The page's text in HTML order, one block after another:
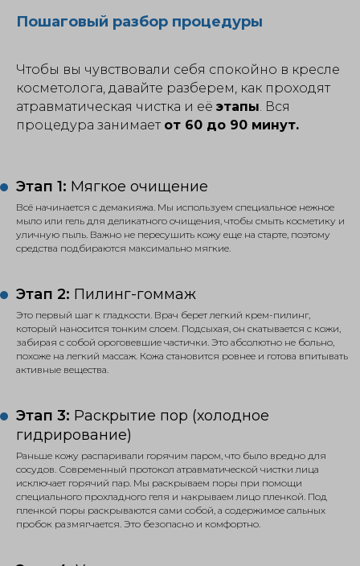
Пошаговый разбор процедуры
Чтобы вы чувствовали себя спокойно в кресле
косметолога, давайте разберем, как проходят
атравматическая чистка и её этапы. Вся
процедура занимает от 60 до 90 минут.
Этап 1: Мягкое очищение
Всё начинается с демакияжа. Мы используем специальное нежное
мыло или гель для деликатного очищения, чтобы смыть косметику и
уличную пыль. Важно не пересушить кожу еще на старте, поэтому
средства подбираются максимально мягкие.
Этап 2: Пилинг-гоммаж
Это первый шаг к гладкости. Врач берет легкий крем-пилинг,
который наносится тонким слоем. Подсыхая, он скатывается с кожи,
забирая с собой ороговевшие частички. Это абсолютно не больно,
похоже на легкий массаж. Кожа становится ровнее и готова впитывать
активные вещества.
Этап 3: Раскрытие пор (холодное
гидрирование)
Раньше кожу распаривали горячим паром, что было вредно для
сосудов. Современный протокол атравматической чистки лица
исключает горячий пар. Мы раскрываем поры при помощи
специального прохладного геля и накрываем лицо пленкой. Под
пленкой поры раскрываются сами собой, а содержимое сальных
пробок размягчается. Это безопасно и комфортно.